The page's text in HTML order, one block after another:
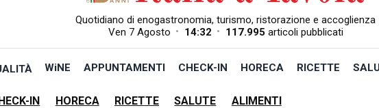
Quotidiano di enogastronomia, turismo, ristorazione e accoglienza
Ven 7 Agosto • 14:32 • 117.995 articoli pubblicati
WiNE APPUNTAMENTI CHECK-IN HORECA RICETTE
IN HORECA RICETTE SALUTE ALIMENTI